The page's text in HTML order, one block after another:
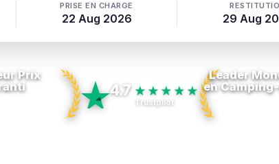
PRISE EN CHARGE
22 Aug 2026 29 Aug
Prix
4.7 ★★★★★
Trustpilot
Leader
en